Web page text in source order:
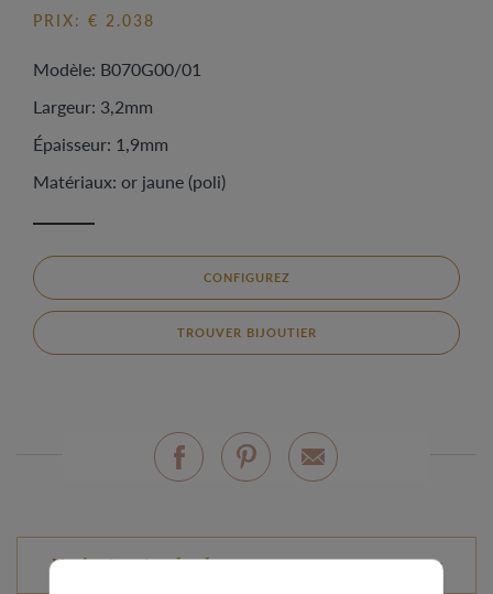
PRIX: € 2.038
Modèle: B070G00/01
Largeur: 3,2mm
Épaisseur: 1,9mm
Matériaux: or jaune (poli)
CONFIGUREZ
TROUVER BIJOUTIER
Variantes standard